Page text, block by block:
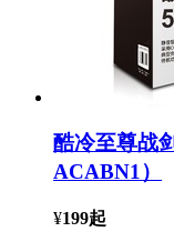
酷冷至尊战
ACABN1）
¥199起